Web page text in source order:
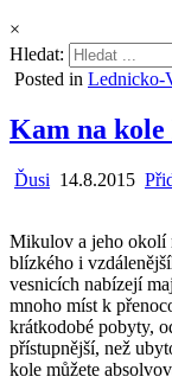
×
Hledat:
Posted in Lednicko-
Kam na
Ďusi 14.8.2015
Mikulov a jeho okolí
blízkého i
vesnicích nabízejí
mnoho míst k
krátkodobé pobyty,
přístupnější, než
kole můžete